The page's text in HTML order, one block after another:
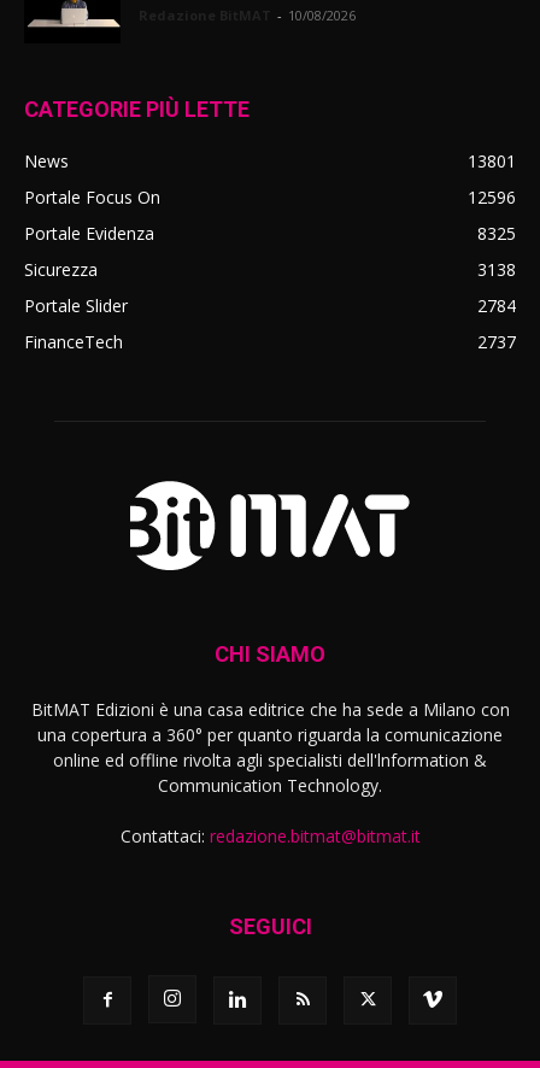
- 10/08/2026
CATEGORIE PIÙ LETTE
News
13801
Portale Focus On
12596
Portale Evidenza
8325
Sicurezza
3138
Portale Slider
2784
FinanceTech
2737
CHI SIAMO
BitMAT Edizioni è una casa editrice che ha sede a Milano con
una copertura a 360° per quanto riguarda la comunicazione
online ed offline rivolta agli specialisti dell'lnformation &
Communication Technology.
Contattaci: redazione.bitmat@bitmat.it
SEGUICI